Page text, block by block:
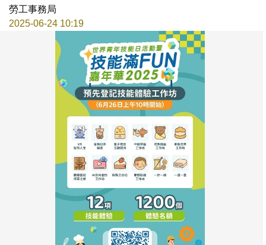
勞工事務局
2025-06-24 10:19